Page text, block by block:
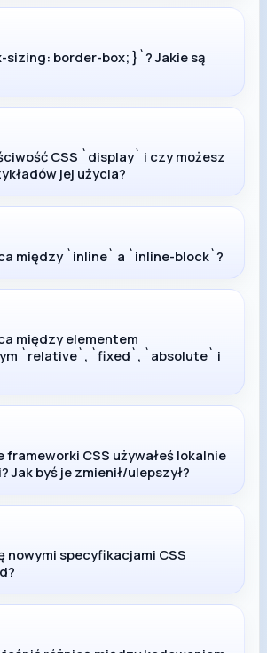
sizing: border-box; }`? Jakie są
CSS `display` i czy możesz
jej użycia?
między `inline` a `inline-block`?
między elementem
`relative`, `fixed`, `absolute` i
frameworki CSS używałeś lokalnie
Jak byś je zmienił/ulepszył?
nowymi specyfikacjami CSS